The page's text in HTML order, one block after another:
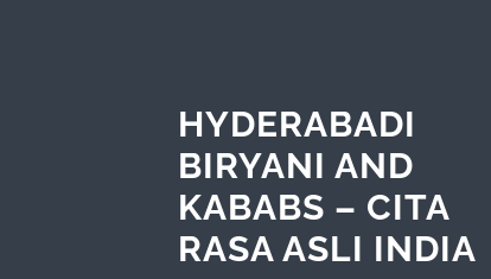
HYDERABADI
BIRYANI AND
KABABS – CITA
RASA ASLI INDIA